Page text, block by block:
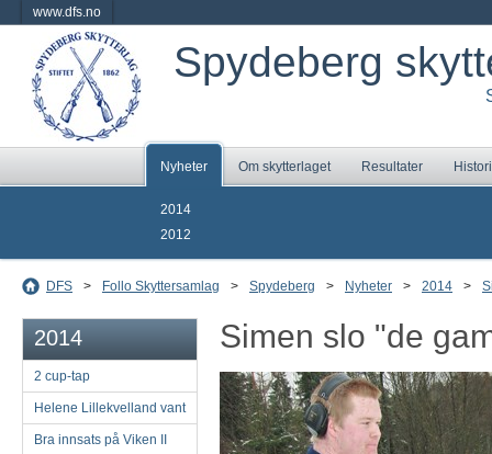
www.dfs.no
Spydeberg
Nyheter Om skytterlaget Resultater
2014
2012
DFS > Follo Skyttersamlag > Spydeberg > Nyheter > 2014 >
2014
2 cup-tap
Helene Lillekvelland vant
Bra innsats på Viken II
Simen slo "de